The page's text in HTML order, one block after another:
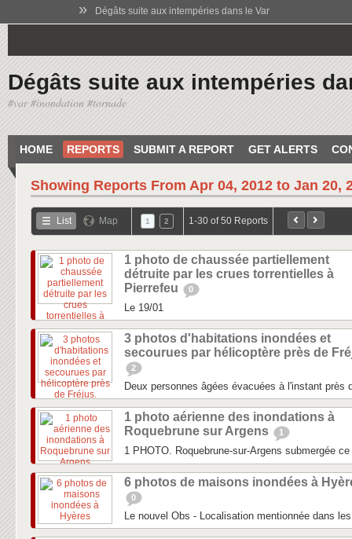
» Dégâts suite aux intempéries dans le Var
Dégâts suite aux intempéries
#var #inondation #tornade
HOME REPORTS SUBMIT A REPORT GET ALERTS
Showing Reports From Apr 04, 2012 to Jan 20,
List Map 1 2 1-30 of 50 Reports
1 photo de chaussée partiellement
détruite par les crues torrentielles à
Pierrefeu
0
Le 19/01
3 photos d'habitations inondées et
secourues par hélicoptère près de
2
Deux personnes âgées évacuées à l'instant près
1 photo aérienne des inondations à
Roquebrune sur Argens
1
1 PHOTO. Roquebrune-sur-Argens submergée
6 photos de maisons inondées à
0
Le nouvel Obs - Localisation mentionnée dans